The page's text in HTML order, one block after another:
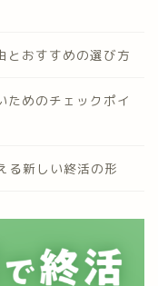
とおすすめの選び方
ためのチェックポイ
る新しい終活の形